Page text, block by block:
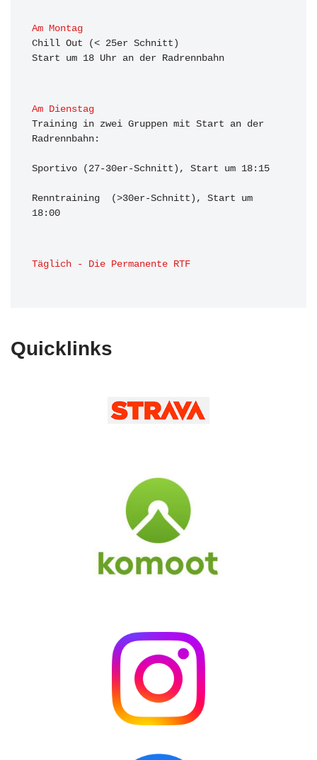
Am Montag
Chill Out (< 25er Schnitt)
Start um 18 Uhr an der Radrennbahn
Am Dienstag
Training in zwei Gruppen mit Start an der
Radrennbahn:
Sportivo (27-30er-Schnitt), Start um 18:15
Renntraining  (>30er-Schnitt), Start um
18:00
Täglich - Die Permanente RTF
Quicklinks